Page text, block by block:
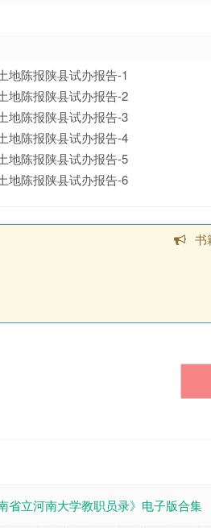
地陈报陕县试办报告-1
地陈报陕县试办报告-2
地陈报陕县试办报告-3
地陈报陕县试办报告-4
地陈报陕县试办报告-5
地陈报陕县试办报告-6
书
省立河南大学教职员录》电子版合集